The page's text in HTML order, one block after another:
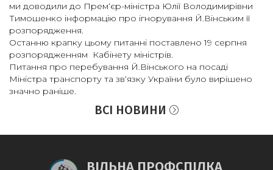
ми доводили до Прем‘єр-міністра Юлії Володимирівни
Тимошенко інформацію про ігнорування Й.Вінським її
розпорядження.
Останню крапку цьому питанні поставлено 19 серпня
розпорядженням Кабінету міністрів.
Питання про перебування Й.Вінського на посаді
Міністра транспорту та зв‘язку України було вирішено
значно раніше.
ВСІ НОВИНИ
ВІЛЬНА ПРОФСПІЛКА